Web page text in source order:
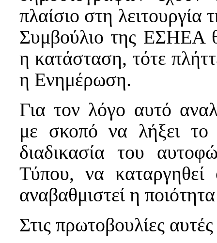
πλαίσιο στη λειτουργία
Συμβούλιο της ΕΣΗΕΑ
η κατάσταση, τότε
η Ενημέρωση.
Για τον λόγο αυτό
με σκοπό να λήξει
διαδικασία του
Τύπου, να
αναβαθμιστεί η
Στις πρωτοβουλίες